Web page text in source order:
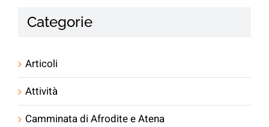
Categorie
Articoli
Attività
Camminata di Afrodite e Atena